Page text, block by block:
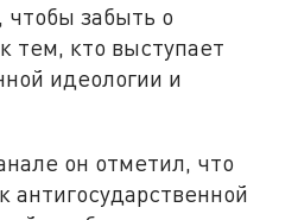
чтобы забыть о
тем, кто выступает
идеологии и
он отметил, что
антигосударственной